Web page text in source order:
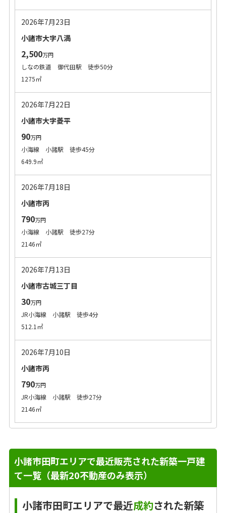
2026年7月23日
小諸市大字八満
2,500万円
しなの鉄道 御代田駅 徒歩50分
1275㎡
2026年7月22日
小諸市大字菱平
90万円
小海線 小諸駅 徒歩45分
649.9㎡
2026年7月18日
小諸市丙
790万円
小海線 小諸駅 徒歩27分
2146㎡
2026年7月13日
小諸市古城三丁目
30万円
JR小海線 小諸駅 徒歩4分
512.1㎡
2026年7月10日
小諸市丙
790万円
JR小海線 小諸駅 徒歩27分
2146㎡
小諸市田町エリアで最近販売された新築一戸建
て一覧（最新20不動産のみ表示）
小諸市田町エリアで最近成約された新築